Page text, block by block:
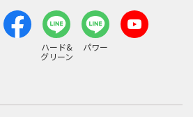
ハード&
グリーン
パワー